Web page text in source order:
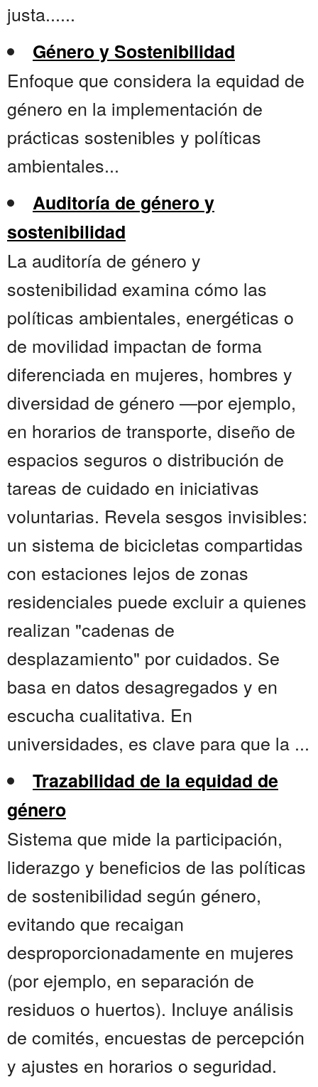
justa......
Género y Sostenibilidad
Enfoque que considera la equidad de
género en la implementación de
prácticas sostenibles y políticas
ambientales...
Auditoría de género y
sostenibilidad
La auditoría de género y
sostenibilidad examina cómo las
políticas ambientales, energéticas o
de movilidad impactan de forma
diferenciada en mujeres, hombres y
diversidad de género —por ejemplo,
en horarios de transporte, diseño de
espacios seguros o distribución de
tareas de cuidado en iniciativas
voluntarias. Revela sesgos invisibles:
un sistema de bicicletas compartidas
con estaciones lejos de zonas
residenciales puede excluir a quienes
realizan "cadenas de
desplazamiento" por cuidados. Se
basa en datos desagregados y en
escucha cualitativa. En
universidades, es clave para que la ...
Trazabilidad de la equidad de
género
Sistema que mide la participación,
liderazgo y beneficios de las políticas
de sostenibilidad según género,
evitando que recaigan
desproporcionadamente en mujeres
(por ejemplo, en separación de
residuos o huertos). Incluye análisis
de comités, encuestas de percepción
y ajustes en horarios o seguridad.